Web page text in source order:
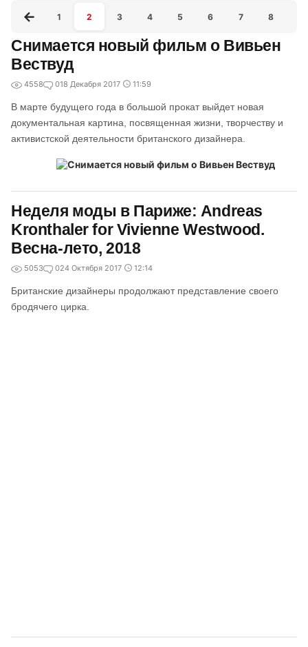
1 2 3 4 5 6 7 8
Снимается новый фильм о Вивьен
Вествуд
4558 018 Декабря 2017 11:59
В марте будущего года в большой прокат выйдет новая
документальная картина, посвященная жизни, творчеству и
активистской деятельности британского дизайнера.
Неделя моды в Париже: Andreas
Kronthaler for Vivienne Westwood.
Весна-лето, 2018
5053 024 Октября 2017 12:14
Британские дизайнеры продолжают представление своего
бродячего цирка.